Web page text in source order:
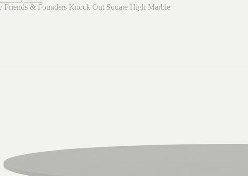
/ Friends & Founders Knock Out Square High Marble